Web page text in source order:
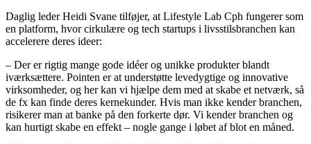
Daglig leder Heidi Svane tilføjer, at Lifestyle Lab Cph fungerer som
en platform, hvor cirkulære og tech startups i livsstilsbranchen kan
accelerere deres ideer:
– Der er rigtig mange gode idéer og unikke produkter blandt
iværksættere. Pointen er at understøtte levedygtige og innovative
virksomheder, og her kan vi hjælpe dem med at skabe et netværk, så
de fx kan finde deres kernekunder. Hvis man ikke kender branchen,
risikerer man at banke på den forkerte dør. Vi kender branchen og
kan hurtigt skabe en effekt – nogle gange i løbet af blot en måned.